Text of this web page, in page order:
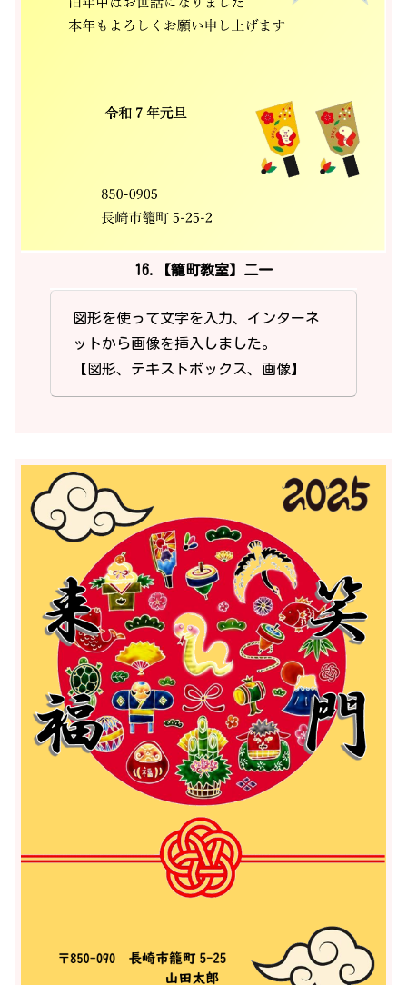
16.【籠町教室】二一
図形を使って文字を入力、インターネ
ットから画像を挿入しました。
【図形、テキストボックス、画像】